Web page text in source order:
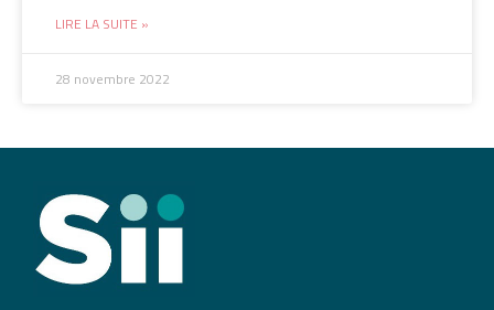
LIRE LA SUITE »
28 novembre 2022